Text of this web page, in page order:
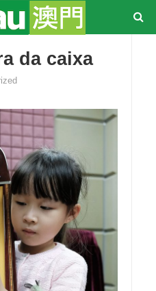
da caixa